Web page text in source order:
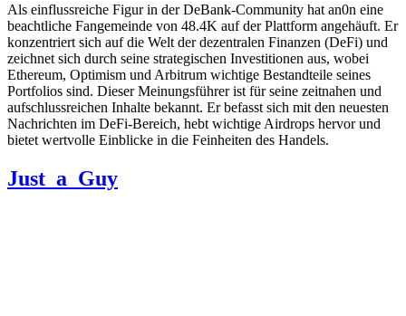
Als einflussreiche Figur in der DeBank-Community hat an0n eine
beachtliche Fangemeinde von 48.4K auf der Plattform angehäuft. Er
konzentriert sich auf die Welt der dezentralen Finanzen (DeFi) und
zeichnet sich durch seine strategischen Investitionen aus, wobei
Ethereum, Optimism und Arbitrum wichtige Bestandteile seines
Portfolios sind. Dieser Meinungsführer ist für seine zeitnahen und
aufschlussreichen Inhalte bekannt. Er befasst sich mit den neuesten
Nachrichten im DeFi-Bereich, hebt wichtige Airdrops hervor und
bietet wertvolle Einblicke in die Feinheiten des Handels.
Just_a_Guy